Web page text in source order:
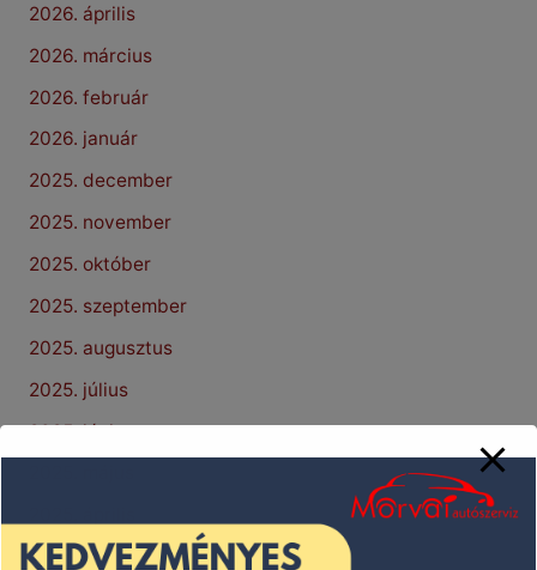
2026. április
2026. március
2026. február
2026. január
2025. december
2025. november
2025. október
2025. szeptember
2025. augusztus
2025. július
2025. június
2025. március